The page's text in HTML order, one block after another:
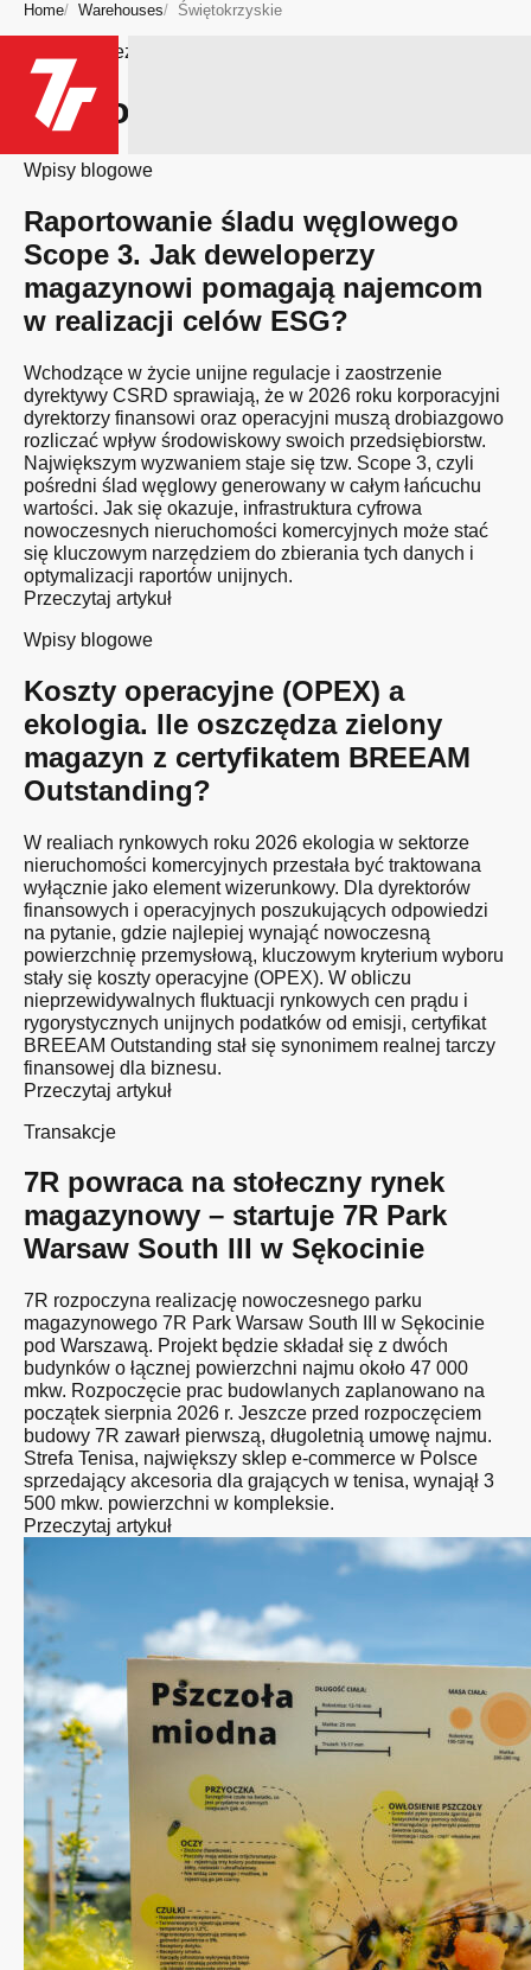
Home Warehouses Świętokrzyskie
Bądź na bieżąco
Region: Świętokrzyskie
Wpisy blogowe
Raportowanie śladu węglowego
Scope 3. Jak deweloperzy
magazynowi pomagają najemcom
w realizacji celów ESG?
Wchodzące w życie unijne regulacje i zaostrzenie
dyrektywy CSRD sprawiają, że w 2026 roku korporacyjni
dyrektorzy finansowi oraz operacyjni muszą drobiazgowo
rozliczać wpływ środowiskowy swoich przedsiębiorstw.
Największym wyzwaniem staje się tzw. Scope 3, czyli
pośredni ślad węglowy generowany w całym łańcuchu
wartości. Jak się okazuje, infrastruktura cyfrowa
nowoczesnych nieruchomości komercyjnych może stać
się kluczowym narzędziem do zbierania tych danych i
optymalizacji raportów unijnych.
Przeczytaj artykuł
Wpisy blogowe
Koszty operacyjne (OPEX) a
ekologia. Ile oszczędza zielony
magazyn z certyfikatem BREEAM
Outstanding?
W realiach rynkowych roku 2026 ekologia w sektorze
nieruchomości komercyjnych przestała być traktowana
wyłącznie jako element wizerunkowy. Dla dyrektorów
finansowych i operacyjnych poszukujących odpowiedzi
na pytanie, gdzie najlepiej wynająć nowoczesną
powierzchnię przemysłową, kluczowym kryterium wyboru
stały się koszty operacyjne (OPEX). W obliczu
nieprzewidywalnych fluktuacji rynkowych cen prądu i
rygorystycznych unijnych podatków od emisji, certyfikat
BREEAM Outstanding stał się synonimem realnej tarczy
finansowej dla biznesu.
Przeczytaj artykuł
Transakcje
7R powraca na stołeczny rynek
magazynowy – startuje 7R Park
Warsaw South III w Sękocinie
7R rozpoczyna realizację nowoczesnego parku
magazynowego 7R Park Warsaw South III w Sękocinie
pod Warszawą. Projekt będzie składał się z dwóch
budynków o łącznej powierzchni najmu około 47 000
mkw. Rozpoczęcie prac budowlanych zaplanowano na
początek sierpnia 2026 r. Jeszcze przed rozpoczęciem
budowy 7R zawarł pierwszą, długoletnią umowę najmu.
Strefa Tenisa, największy sklep e-commerce w Polsce
sprzedający akcesoria dla grających w tenisa, wynajął 3
500 mkw. powierzchni w kompleksie.
Przeczytaj artykuł